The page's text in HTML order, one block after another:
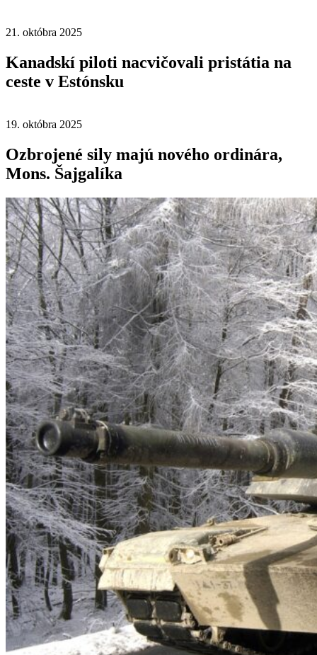
21. októbra 2025
Kanadskí piloti nacvičovali pristátia na
ceste v Estónsku
19. októbra 2025
Ozbrojené sily majú nového ordinára,
Mons. Šajgalíka